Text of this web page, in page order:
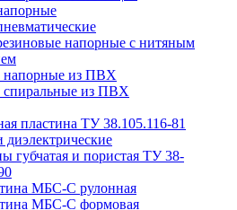
напорные с нитяным
из ПВХ
из ПВХ
пластина ТУ 38.105.116-81
диэлектрические
губчатая и пористая ТУ 38-
МБС-С рулонная
МБС-С формовая